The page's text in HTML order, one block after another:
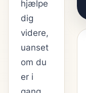
hjælpe
dig
videre,
uanset
om du
er i